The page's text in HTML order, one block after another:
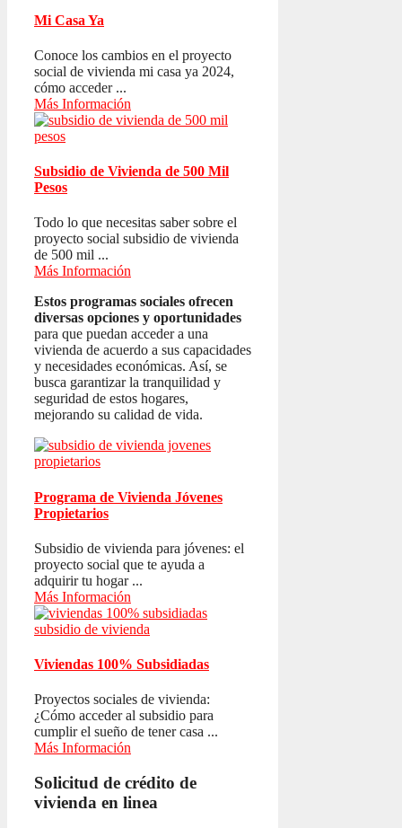
Mi Casa Ya
Conoce los cambios en el proyecto
social de vivienda mi casa ya 2024,
cómo acceder ...
Más Información
Subsidio de Vivienda de 500 Mil
Pesos
Todo lo que necesitas saber sobre el
proyecto social subsidio de vivienda
de 500 mil ...
Más Información
Estos programas sociales ofrecen
diversas opciones y oportunidades
para que puedan acceder a una
vivienda de acuerdo a sus capacidades
y necesidades económicas. Así, se
busca garantizar la tranquilidad y
seguridad de estos hogares,
mejorando su calidad de vida.
Programa de Vivienda Jóvenes
Propietarios
Subsidio de vivienda para jóvenes: el
proyecto social que te ayuda a
adquirir tu hogar ...
Más Información
Viviendas 100% Subsidiadas
Proyectos sociales de vivienda:
¿Cómo acceder al subsidio para
cumplir el sueño de tener casa ...
Más Información
Solicitud de crédito de
vivienda en linea